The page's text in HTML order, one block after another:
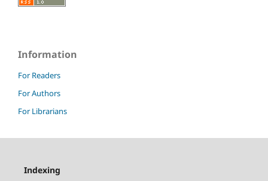
Information
For Readers
For Authors
For Librarians
Indexing